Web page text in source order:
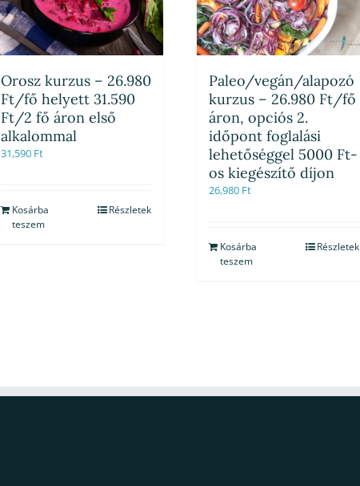
Orosz kurzus – 26.980
Ft/fő helyett 31.590
Ft/2 fő áron első
alkalommal
31,590 Ft
Kosárba
teszem
Részletek
Paleo/vegán/alapozó
kurzus – 26.980 Ft/fő
áron, opciós 2.
időpont foglalási
lehetőséggel 5000 Ft-
os kiegészítő díjon
26,980 Ft
Kosárba
teszem
Részletek